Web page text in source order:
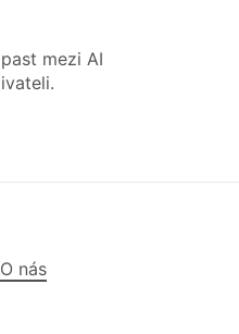
mezi AI
O nás